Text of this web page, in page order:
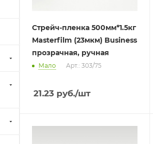
Стрейч-пленка 500мм*1.5кг
Masterfilm (23мкм) Business
прозрачная, ручная
Мало Арт.: 303/75
21.23 руб./шт